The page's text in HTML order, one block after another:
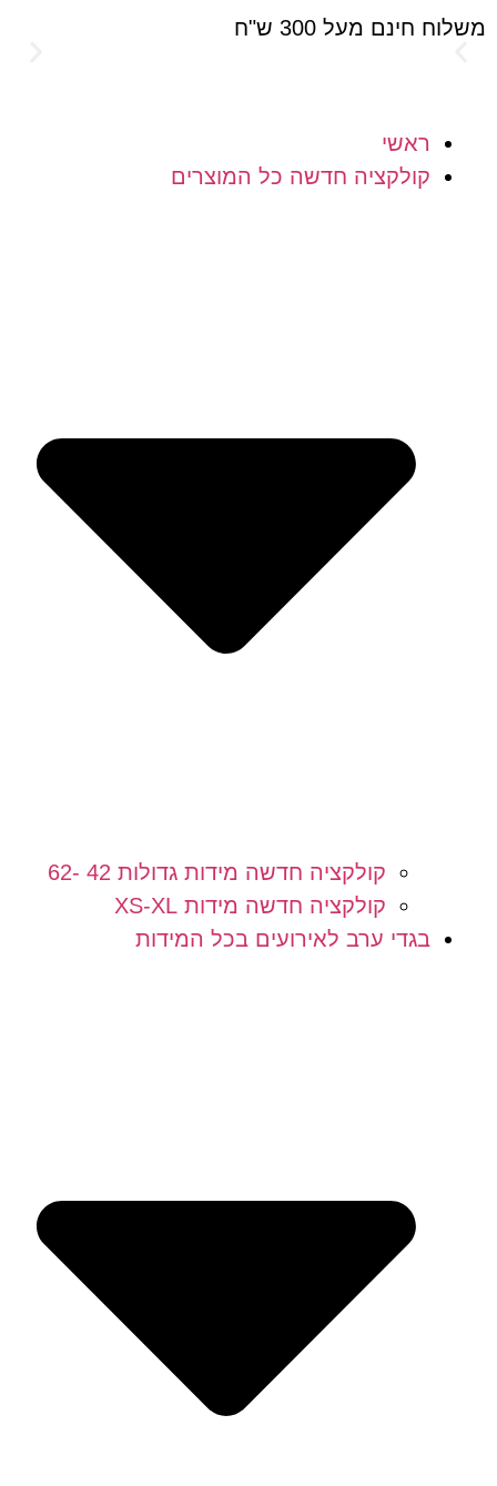
מעל 300 ש"ח
ראשי
קולקציה חדשה כל המוצרים
קולקציה חדשה מידות גדולות 42 -62
קולקציה חדשה מידות XS-XL
בגדי ערב לאירועים בכל המידות